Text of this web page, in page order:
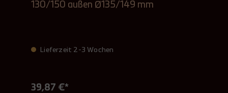
130/150 außen Ø135/149 mm
Lieferzeit 2-3 Wochen
39,87 €*